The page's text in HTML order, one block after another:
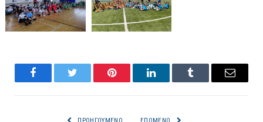
FacebookTwitter Pinterest LinkedInTumblr Email